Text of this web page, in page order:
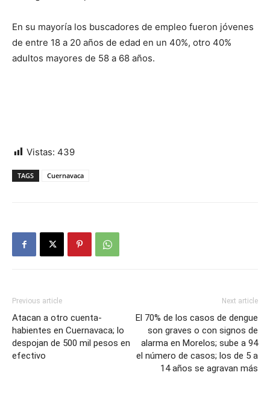
En su mayoría los buscadores de empleo fueron jóvenes
de entre 18 a 20 años de edad en un 40%, otro 40%
adultos mayores de 58 a 68 años.
Vistas: 439
TAGS Cuernavaca
Previous article
Atacan a otro cuenta-
habientes en Cuernavaca; lo
despojan de 500 mil pesos en
efectivo
Next article
El 70% de los casos de dengue
son graves o con signos de
alarma en Morelos; sube a 94
el número de casos; los de 5 a
14 años se agravan más